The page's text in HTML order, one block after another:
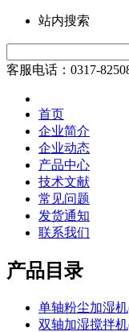
站内搜索
客服电话：0317-
首页
企业简介
企业动态
产品中心
技术文献
常见问题
发货通知
联系我们
产品目录
单轴粉尘加湿机
双轴加湿搅拌机